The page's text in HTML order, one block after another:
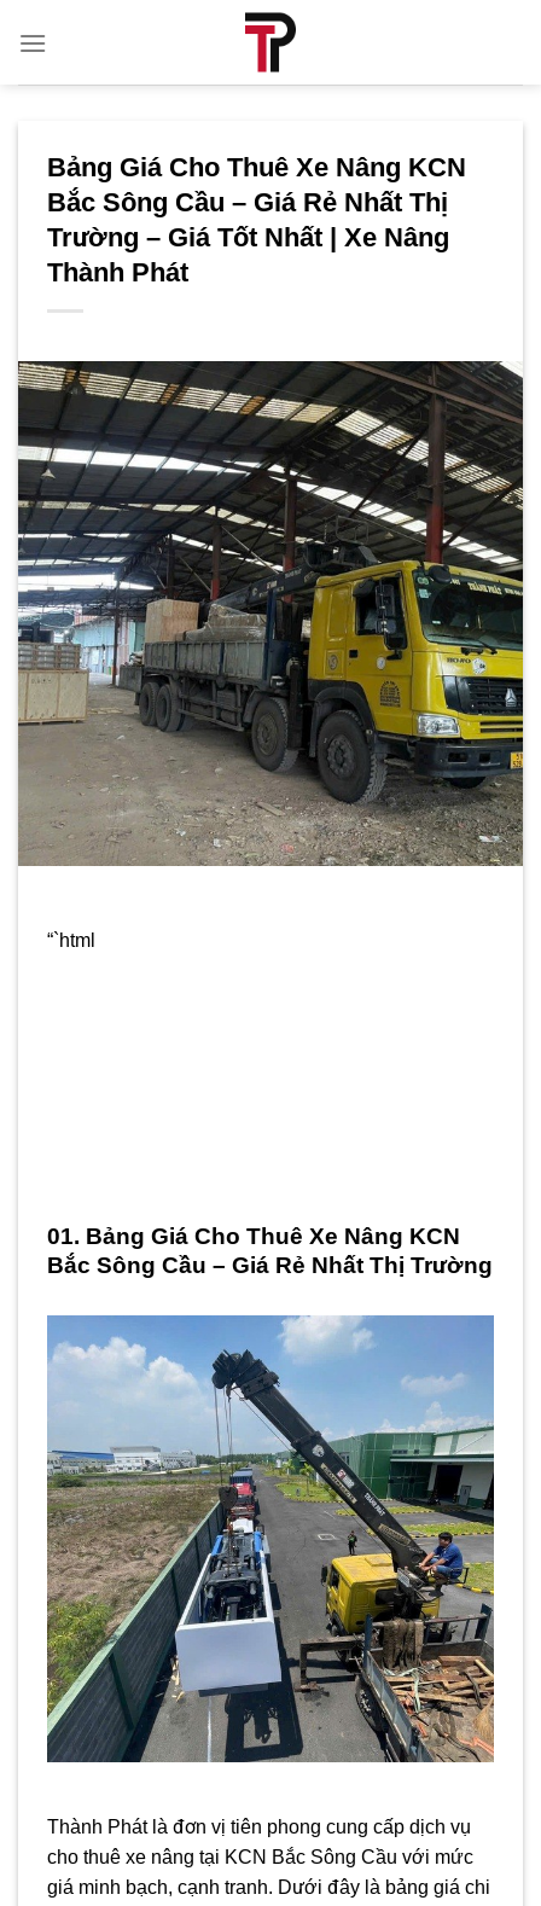
qua
Bảng Giá Cho Thuê Xe Nâng KCN
Bắc Sông Cầu – Giá Rẻ Nhất Thị
Trường – Giá Tốt Nhất | Xe Nâng
Thành Phát
“`html
01. Bảng Giá Cho Thuê Xe Nâng KCN
Bắc Sông Cầu – Giá Rẻ Nhất Thị Trường
Thành Phát là đơn vị tiên phong cung cấp dịch vụ
cho thuê xe nâng tại KCN Bắc Sông Cầu với mức
giá minh bạch, cạnh tranh. Dưới đây là bảng giá chi